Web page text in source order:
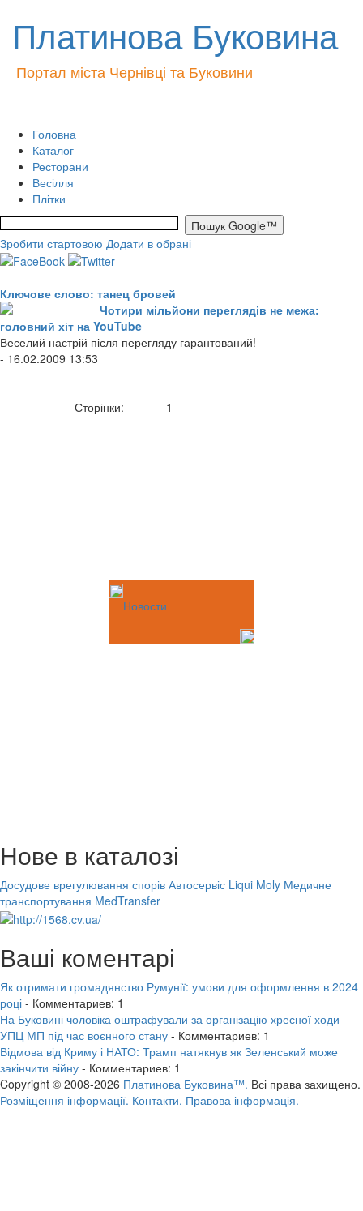
Платинова Буковина
Портал міста Чернівці та Буковини
Головна
Каталог
Ресторани
Весілля
Плітки
Зробити стартовою Додати в обрані
Ключове слово: танец бровей
Чотири мільйони переглядів не межа:
головний хіт на YouTube
Веселий настрій після перегляду гарантований!
- 16.02.2009 13:53
Сторінки: 1
Новости
Нове в каталозі
Досудове врегулювання спорів Автосервіс Liqui Moly Медичне
транспортування MedTransfer
Ваші коментарі
Як отримати громадянство Румунії: умови для оформлення в 2024
році - Комментариев: 1
На Буковині чоловіка оштрафували за організацію хресної ходи
УПЦ МП під час воєнного стану - Комментариев: 1
Відмова від Криму і НАТО: Трамп натякнув як Зеленський може
закінчити війну - Комментариев: 1
Copyright © 2008-2026 Платинова Буковина™. Всі права захищено.
Розміщення інформації. Контакти. Правова інформація.